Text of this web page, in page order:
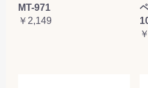
MT-971
￥2,149